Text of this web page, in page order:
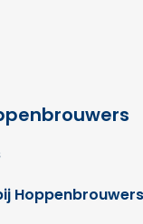
Hoppenbrouwers